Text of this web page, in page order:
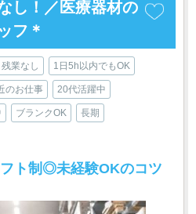
し！／医療器材の
フ＊
残業なし 1日5h以内でもOK
のお仕事 20代活躍中
ブランクOK 長期
フト制◎未経験OKのコツ